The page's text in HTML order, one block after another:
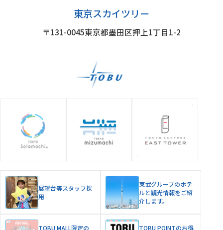
東京スカイツリー
〒131-0045東京都墨田区押上1丁目1-2
展望台等スタッフ採
用
東武グループのホテ
ルと観光情報をご紹
介します。
TOBU MALL限定の TOBU POINTのお得